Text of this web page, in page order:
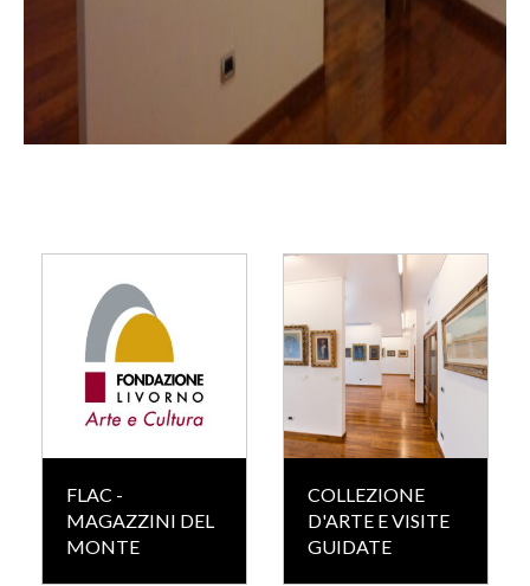
FLAC -
MAGAZZINI DEL
MONTE
COLLEZIONE
D'ARTE E VISITE
GUIDATE